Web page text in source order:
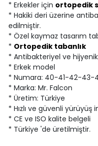
* Erkekler için ortopedik
* Hakiki deri üzerine
edilmiştir.
* Özel kaymaz tasarım
* Ortopedik tabanlık
* Antibakteriyel ve hijyenik
* Erkek model
* Numara: 40-41-42-43-
* Marka: Mr. Falcon
* Üretim: Türkiye
* Hızlı ve güvenli yürüyüş
* CE ve ISO kalite belgeli
* Türkiye 'de üretilmiştir.